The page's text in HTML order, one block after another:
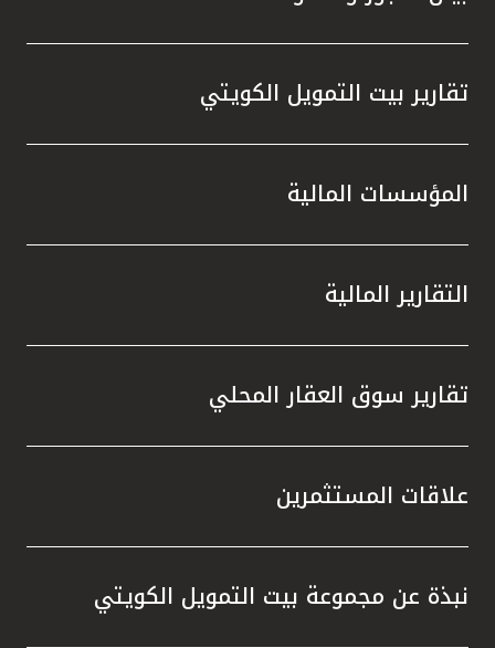
تقارير بيت التمويل الكويتي
المؤسسات المالية
التقارير المالية
تقارير سوق العقار المحلي
علاقات المستثمرين
نبذة عن مجموعة بيت التمويل الكويتي